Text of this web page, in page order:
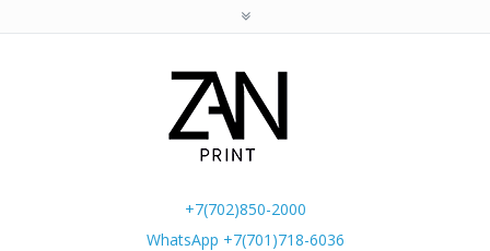
+7(702)850-2000
WhatsApp +7(701)718-6036